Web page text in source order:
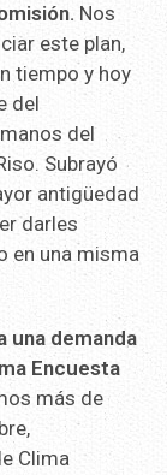
Nos
este plan,
tiempo y hoy
del
del
Subrayó
antigüedad
darles
en una misma
una demanda
Encuesta
más de
Clima